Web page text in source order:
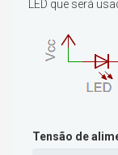
LED que será
Tensão de